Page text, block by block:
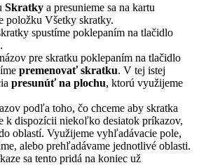
Skratky a presunieme sa na kartu
položku Všetky skratky.
spustíme poklepaním na tlačidlo
.
pre skratku poklepaním na tlačidlo
premenovať skratku. V tej istej
presunúť na plochu, ktorú využijeme
podľa toho, čo chceme aby skratka
k dispozícii niekoľko desiatok príkazov,
oblastí. Využijeme vyhľadávacie pole,
alebo prehľadávame jednotlivé oblasti.
sa tento pridá na koniec už